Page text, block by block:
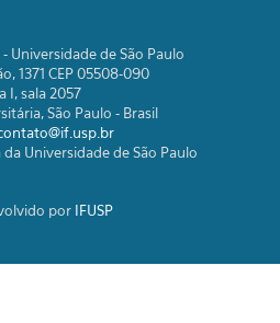
Universidade de São Paulo
1371 CEP 05508-090
I, sala 2057
São Paulo - Brasil
Universidade de São Paulo
por IFUSP